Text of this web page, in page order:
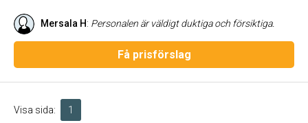
Mersala H: Personalen är väldigt duktiga och försiktiga.
Få prisförslag
Visa sida: 1